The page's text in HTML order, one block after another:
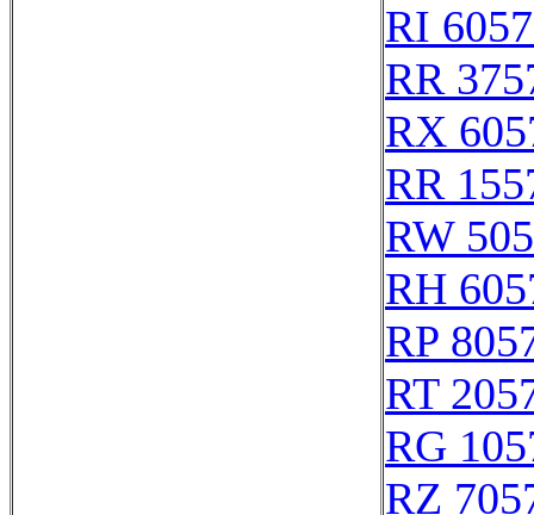
RI
RR
RX
RR
RW
RH
RP
RT
RG
RZ